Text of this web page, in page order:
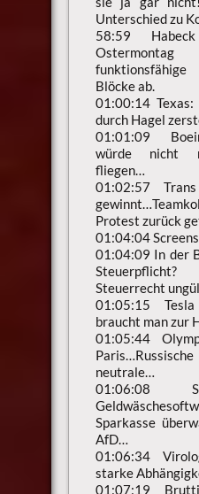
Unterschied zu
58:59
Blöcke ab.
01:00:14 Texas:
durch Hagel
01:01:09
würde nicht
fliegen…
01:02:57
Protest zurück
01:04:04
01:04:09 In der
Steuerpflicht?
Steuerrecht
01:05:15
braucht man zur
01:05:44
neutrale…
01:06:08
Sparkasse
AfD…
01:06:34
starke
01:07:19